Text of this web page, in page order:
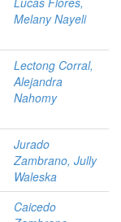
Melany Nayeli
Lectong Corral,
Alejandra
Nahomy
Jurado
Zambrano, Jully
Waleska
Caicedo